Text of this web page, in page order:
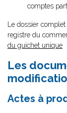
comptes
Le dossier
registre du
du guichet unique
Les
Actes à